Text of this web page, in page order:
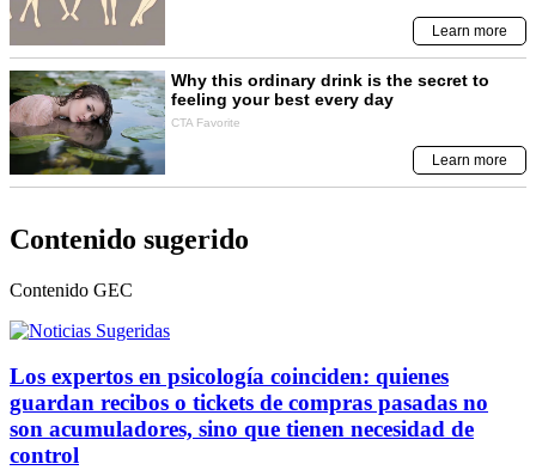
Contenido sugerido
Contenido GEC
Los expertos en psicología coinciden: quienes
guardan recibos o tickets de compras pasadas no
son acumuladores, sino que tienen necesidad de
control